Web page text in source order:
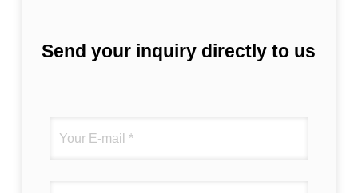
Send your inquiry directly to us